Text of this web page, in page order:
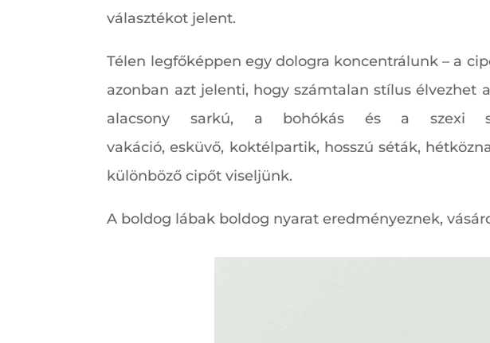
választékot jelent.
Télen legfőképpen egy dologra koncentrálunk – a
azonban azt jelenti, hogy számtalan stílus élvezhet
alacsony sarkú, a bohókás és a szexi
vakáció, esküvő, koktélpartik, hosszú séták,
különböző cipőt viseljünk.
A boldog lábak boldog nyarat eredményeznek,